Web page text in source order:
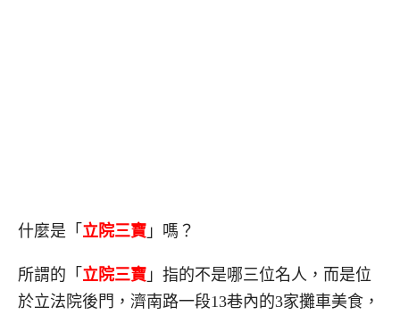
什麼是「 立院三寶 」嗎？
所謂的「 立院三寶 」指的不是哪三位名人，而是位
於立法院後門，濟南路一段13巷內的3家攤車美食，